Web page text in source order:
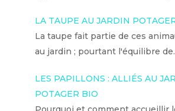
LA TAUPE AU JARDIN
La taupe fait partie de ces
au jardin ; pourtant l'équilibre
LES PAPILLONS : ALLIÉS AU
POTAGER BIO